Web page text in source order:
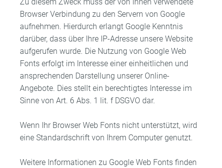
Browser Verbindung zu den Servern von Google
aufnehmen. Hierdurch erlangt Google Kenntnis
darüber, dass über Ihre IP-Adresse unsere Website
aufgerufen wurde. Die Nutzung von Google Web
Fonts erfolgt im Interesse einer einheitlichen und
ansprechenden Darstellung unserer Online-
Angebote. Dies stellt ein berechtigtes Interesse im
Sinne von Art. 6 Abs. 1 lit. f DSGVO dar.
Wenn Ihr Browser Web Fonts nicht unterstützt, wird
eine Standardschrift von Ihrem Computer genutzt.
Weitere Informationen zu Google Web Fonts finden